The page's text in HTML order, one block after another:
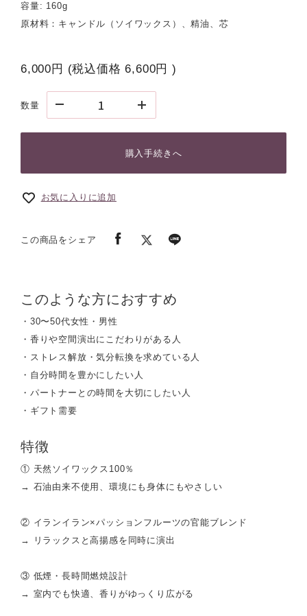
容量: 160g
原材料：キャンドル（ソイワックス）、精油、芯
6,000円 (税込価格6,600円 )
数量
購入手続きへ
お気に入りに追加
この商品をシェア
このような方におすすめ
・30〜50代女性・男性
・香りや空間演出にこだわりがある人
・ストレス解放・気分転換を求めている人
・自分時間を豊かにしたい人
・パートナーとの時間を大切にしたい人
・ギフト需要
特徴
① 天然ソイワックス100％
→ 石油由来不使用、環境にも身体にもやさしい
② イランイラン×パッションフルーツの官能ブレンド
→ リラックスと高揚感を同時に演出
③ 低煙・長時間燃焼設計
→ 室内でも快適、香りがゆっくり広がる